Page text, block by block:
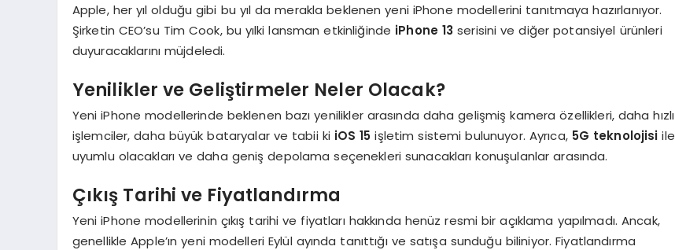
Apple, her yıl olduğu gibi bu yıl da merakla beklenen yeni iPhone modellerini tanıtmaya hazırlanıyor.
Şirketin CEO’su Tim Cook, bu yılki lansman etkinliğinde iPhone 13 serisini ve diğer potansiyel ürünleri
duyuracaklarını müjdeledi.
Yenilikler ve Geliştirmeler Neler Olacak?
Yeni iPhone modellerinde beklenen bazı yenilikler arasında daha gelişmiş kamera özellikleri, daha hızlı
işlemciler, daha büyük bataryalar ve tabii ki iOS 15 işletim sistemi bulunuyor. Ayrıca, 5G teknolojisi ile
uyumlu olacakları ve daha geniş depolama seçenekleri sunacakları konuşulanlar arasında.
Çıkış Tarihi ve Fiyatlandırma
Yeni iPhone modellerinin çıkış tarihi ve fiyatları hakkında henüz resmi bir açıklama yapılmadı. Ancak,
genellikle Apple’ın yeni modelleri Eylül ayında tanıttığı ve satışa sunduğu biliniyor. Fiyatlandırma